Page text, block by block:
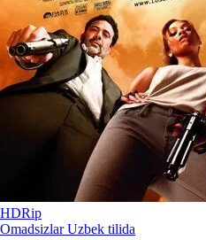
HDRip
Omadsizlar Uzbek tilida